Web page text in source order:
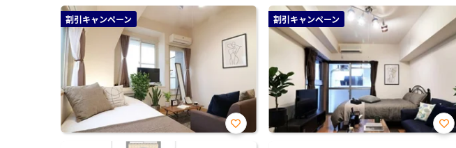
割引キャンペーン
お気
割引キャンペーン
お気